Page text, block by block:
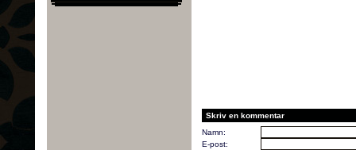
Skriv en kommentar
Namn:
E-post: